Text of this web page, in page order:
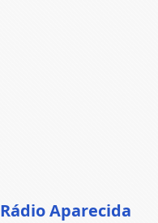
Rádio Aparecida